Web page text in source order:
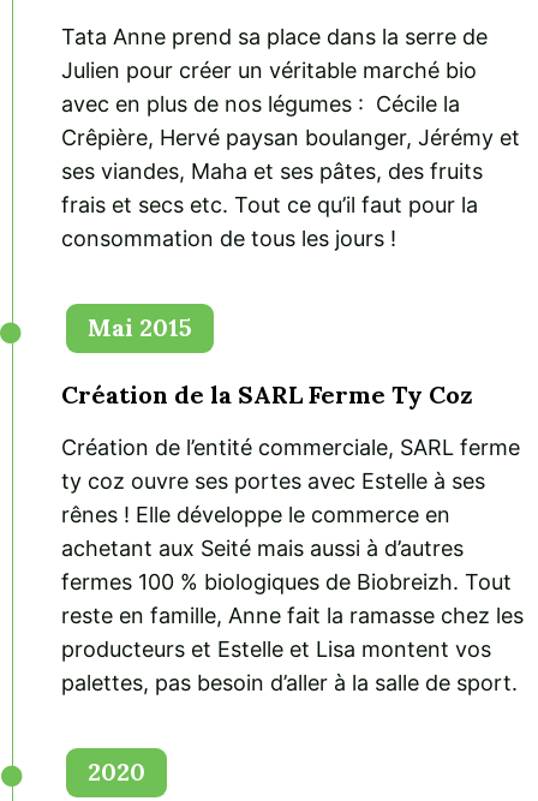
Tata Anne prend sa place dans la serre de
Julien pour créer un véritable marché bio
avec en plus de nos légumes : Cécile la
Crêpière, Hervé paysan boulanger, Jérémy et
ses viandes, Maha et ses pâtes, des fruits
frais et secs etc. Tout ce qu’il faut pour la
consommation de tous les jours !
Mai 2015
Création de la SARL Ferme Ty Coz
Création de l’entité commerciale, SARL ferme
ty coz ouvre ses portes avec Estelle à ses
rênes ! Elle développe le commerce en
achetant aux Seité mais aussi à d’autres
fermes 100 % biologiques de Biobreizh. Tout
reste en famille, Anne fait la ramasse chez les
producteurs et Estelle et Lisa montent vos
palettes, pas besoin d’aller à la salle de sport.
2020